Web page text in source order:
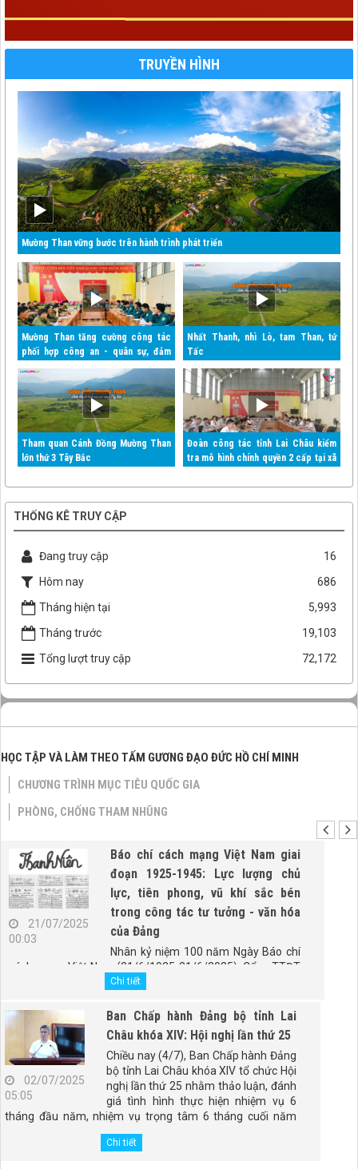
TRUYỀN HÌNH
Mường Than vững bước trên hành trình phát triển
Mường Than tăng cường công tác
phối hợp công an - quân sự, đảm
toàn xã hội
Nhất Thanh, nhì Lò, tam Than, tứ
Tấc
Tham quan Cánh Đồng Mường Than
lớn thứ 3 Tây Bắc
Đoàn công tác tỉnh Lai Châu kiểm
tra mô hình chính quyền 2 cấp tại xã
THỐNG KÊ TRUY CẬP
Đang truy cập
16
Hôm nay
686
Tháng hiện tại
5,993
Tháng trước
19,103
Tổng lượt truy cập
72,172
HỌC TẬP VÀ LÀM THEO TẤM GƯƠNG ĐẠO ĐỨC HỒ CHÍ MINH
CHƯƠNG TRÌNH MỤC TIÊU QUỐC GIA
PHÒNG, CHỐNG THAM NHŨNG
21/07/2025
00:03
Báo chí cách mạng Việt Nam giai
đoạn 1925-1945: Lực lượng chủ
lực, tiên phong, vũ khí sắc bén
trong công tác tư tưởng - văn hóa
của Đảng
Nhân kỷ niệm 100 năm Ngày Báo chí
cách mạng Việt Nam (21/6/1925-21/6/2025), Cổng TTĐT
Chính phủ trân trọng giới thiệu bài viết "Báo chí cách mạng
phong, vũ khí sắc bén trong công tác tư tưởng - văn hóa
của Đảng" của PGS.TS. Đào Duy Quát, nguyên Phó trưởng
Ban Thường trực Ban Tư tưởng - Văn hóa Trung ương
(nay là Ban Tuyên giáo và Dân vận Trung ương).
Chi tiết
02/07/2025
05:05
Ban Chấp hành Đảng bộ tỉnh Lai
Châu khóa XIV: Hội nghị lần thứ 25
Chiều nay (4/7), Ban Chấp hành Đảng
bộ tỉnh Lai Châu khóa XIV tổ chức Hội
nghị lần thứ 25 nhằm thảo luận, đánh
giá tình hình thực hiện nhiệm vụ 6
tháng đầu năm, nhiệm vụ trọng tâm 6 tháng cuối năm
ngày 28/4/2021 của Ban Chấp hành Đảng bộ tỉnh. Đồng
Chi tiết